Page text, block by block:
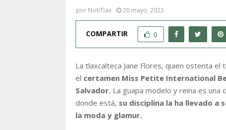
por NotiTlax 20 mayo, 2023
COMPARTIR 0
La tlaxcalteca Jane Flores, quien ostenta el
el certamen Miss Petite International
Salvador. La guapa modelo y reina es
donde está, su disciplina la ha llevado a
la moda y glamur.